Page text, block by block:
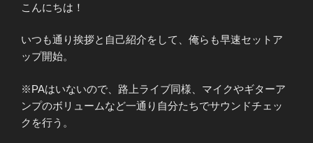
こんにちは！
いつも通り挨拶と自己紹介をして、俺らも早速セットア
ップ開始。
※PAはいないので、路上ライブ同様、マイクやギターア
ンプのボリュームなど一通り自分たちでサウンドチェッ
クを行う。